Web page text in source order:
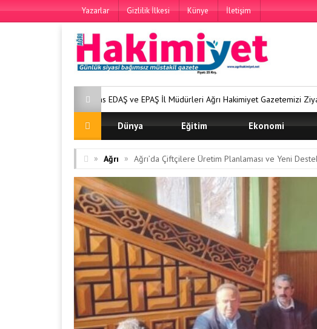
Yazarlar Gizlilik İlkesi Künye İletişim
Aras EDAŞ ve EPAŞ İl Müdürleri Ağrı Hakimiyet Gazetemizi Ziyaret Etti
Dünya Eğitim Ekonomi
» Ağrı » Ağrı’da Çiftçilere Üretim Planlaması ve Yeni